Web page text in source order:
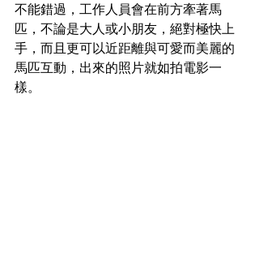
不能錯過，工作人員會在前方牽著馬
匹，不論是大人或小朋友，絕對極快上
手，而且更可以近距離與可愛而美麗的
馬匹互動，出來的照片就如拍電影一
樣。